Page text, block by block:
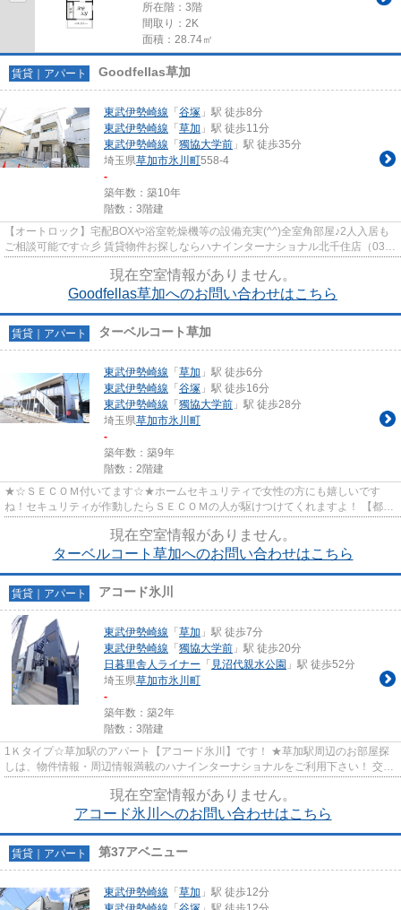
所在階：3階
間取り：2K
面積：28.74㎡
賃貸｜アパート Goodfellas草加
東武伊勢崎線 「 谷塚 」駅 徒歩8分
東武伊勢崎線 「 草加 」駅 徒歩11分
東武伊勢崎線 「 獨協大学前 」駅 徒歩35分
埼玉県草加市氷川町558-4
-
築年数：築10年
階数：3階建
【オートロック】宅配BOXや浴室乾燥機等の設備充実(^^)全室角部屋♪2人入居も
ご相談可能です☆彡 賃貸物件お探しならハナインターナショナル北千住店（03-
現在空室情報がありません。
Goodfellas草加へのお問い合わせはこちら
賃貸｜アパート ターベルコート草加
東武伊勢崎線 「 草加 」駅 徒歩6分
東武伊勢崎線 「 谷塚 」駅 徒歩16分
東武伊勢崎線 「 獨協大学前 」駅 徒歩28分
埼玉県草加市氷川町
-
築年数：築9年
階数：2階建
★☆ＳＥＣＯＭ付いてます☆★ホームセキュリティで女性の方にも嬉しいです
ね！セキュリティが作動したらＳＥＣＯＭの人が駆けつけてくれますよ！ 【都市
現在空室情報がありません。
ターベルコート草加へのお問い合わせはこちら
賃貸｜アパート アコード氷川
東武伊勢崎線 「 草加 」駅 徒歩7分
東武伊勢崎線 「 獨協大学前 」駅 徒歩20分
日暮里舎人ライナー 「 見沼代親水公園 」駅 徒歩52分
埼玉県草加市氷川町
-
築年数：築2年
階数：3階建
1Ｋタイプ☆草加駅のアパート【アコード氷川】です！ ★草加駅周辺のお部屋探
しは、物件情報・周辺情報満載のハナインターナショナルをご利用下さい！ 交
現在空室情報がありません。
アコード氷川へのお問い合わせはこちら
賃貸｜アパート 第37アベニュー
東武伊勢崎線 「 草加 」駅 徒歩12分